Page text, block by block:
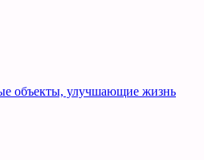
объекты, улучшающие жизнь